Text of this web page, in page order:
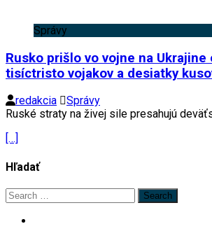
Správy
Rusko prišlo vo vojne na Ukrajine
tisíctristo vojakov a desiatky
redakcia
Správy
Ruské straty na živej sile presahujú
[…]
Hľadať
Search
for: